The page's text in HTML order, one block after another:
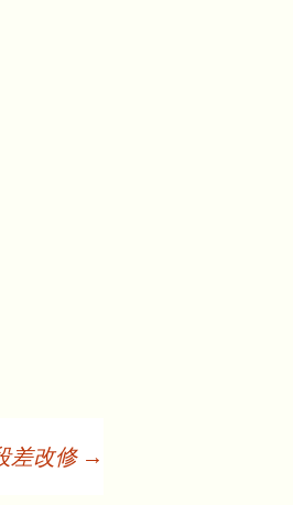
差改修 →